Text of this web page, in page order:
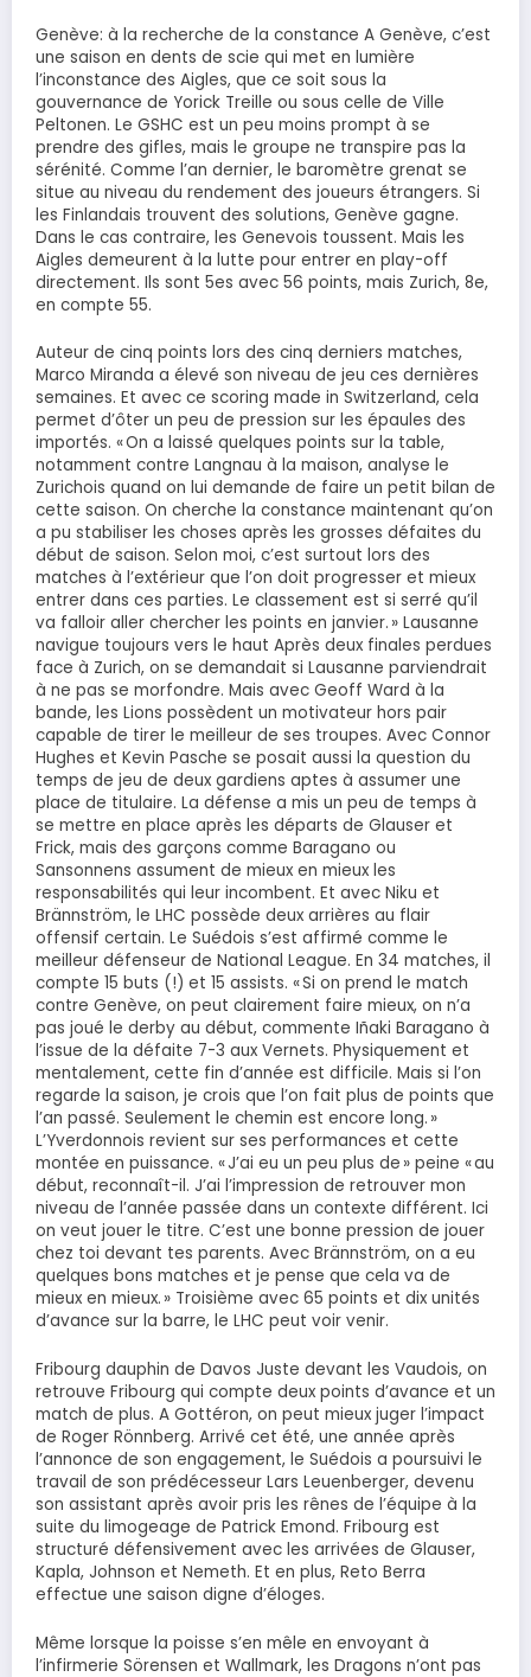
Genève: à la recherche de la constance A Genève, c’est
une saison en dents de scie qui met en lumière
l’inconstance des Aigles, que ce soit sous la
gouvernance de Yorick Treille ou sous celle de Ville
Peltonen. Le GSHC est un peu moins prompt à se
prendre des gifles, mais le groupe ne transpire pas la
sérénité. Comme l’an dernier, le baromètre grenat se
situe au niveau du rendement des joueurs étrangers. Si
les Finlandais trouvent des solutions, Genève gagne.
Dans le cas contraire, les Genevois toussent. Mais les
Aigles demeurent à la lutte pour entrer en play-off
directement. Ils sont 5es avec 56 points, mais Zurich, 8e,
en compte 55.
Auteur de cinq points lors des cinq derniers matches,
Marco Miranda a élevé son niveau de jeu ces dernières
semaines. Et avec ce scoring made in Switzerland, cela
permet d’ôter un peu de pression sur les épaules des
importés. « On a laissé quelques points sur la table,
notamment contre Langnau à la maison, analyse le
Zurichois quand on lui demande de faire un petit bilan de
cette saison. On cherche la constance maintenant qu’on
a pu stabiliser les choses après les grosses défaites du
début de saison. Selon moi, c’est surtout lors des
matches à l’extérieur que l’on doit progresser et mieux
entrer dans ces parties. Le classement est si serré qu’il
va falloir aller chercher les points en janvier. » Lausanne
navigue toujours vers le haut Après deux finales perdues
face à Zurich, on se demandait si Lausanne parviendrait
à ne pas se morfondre. Mais avec Geoff Ward à la
bande, les Lions possèdent un motivateur hors pair
capable de tirer le meilleur de ses troupes. Avec Connor
Hughes et Kevin Pasche se posait aussi la question du
temps de jeu de deux gardiens aptes à assumer une
place de titulaire. La défense a mis un peu de temps à
se mettre en place après les départs de Glauser et
Frick, mais des garçons comme Baragano ou
Sansonnens assument de mieux en mieux les
responsabilités qui leur incombent. Et avec Niku et
Brännström, le LHC possède deux arrières au flair
offensif certain. Le Suédois s’est affirmé comme le
meilleur défenseur de National League. En 34 matches, il
compte 15 buts (!) et 15 assists. « Si on prend le match
contre Genève, on peut clairement faire mieux, on n’a
pas joué le derby au début, commente Iñaki Baragano à
l’issue de la défaite 7-3 aux Vernets. Physiquement et
mentalement, cette fin d’année est difficile. Mais si l’on
regarde la saison, je crois que l’on fait plus de points que
l’an passé. Seulement le chemin est encore long. »
L’Yverdonnois revient sur ses performances et cette
montée en puissance. « J’ai eu un peu plus de » peine « au
début, reconnaît-il. J’ai l’impression de retrouver mon
niveau de l’année passée dans un contexte différent. Ici
on veut jouer le titre. C’est une bonne pression de jouer
chez toi devant tes parents. Avec Brännström, on a eu
quelques bons matches et je pense que cela va de
mieux en mieux. » Troisième avec 65 points et dix unités
d’avance sur la barre, le LHC peut voir venir.
Fribourg dauphin de Davos Juste devant les Vaudois, on
retrouve Fribourg qui compte deux points d’avance et un
match de plus. A Gottéron, on peut mieux juger l’impact
de Roger Rönnberg. Arrivé cet été, une année après
l’annonce de son engagement, le Suédois a poursuivi le
travail de son prédécesseur Lars Leuenberger, devenu
son assistant après avoir pris les rênes de l’équipe à la
suite du limogeage de Patrick Emond. Fribourg est
structuré défensivement avec les arrivées de Glauser,
Kapla, Johnson et Nemeth. Et en plus, Reto Berra
effectue une saison digne d’éloges.
Même lorsque la poisse s’en mêle en envoyant à
l’infirmerie Sörensen et Wallmark, les Dragons n’ont pas